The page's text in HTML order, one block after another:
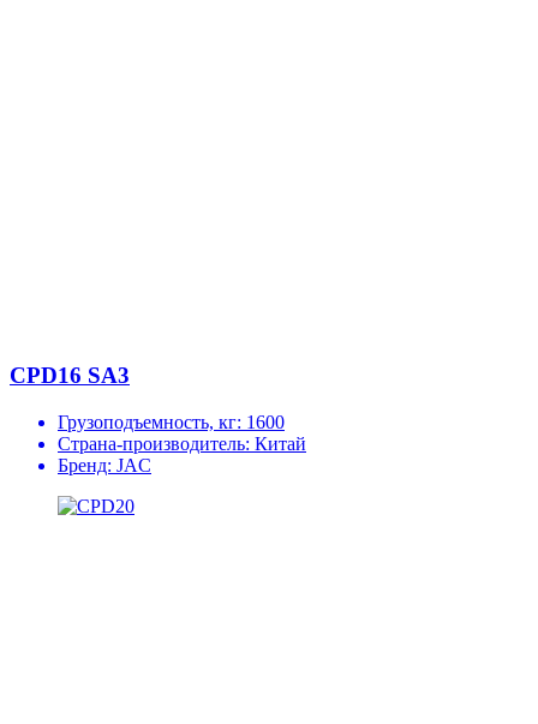
CPD16 SA3
Грузоподъемность, кг: 1600
Страна-производитель: Китай
Бренд: JAC